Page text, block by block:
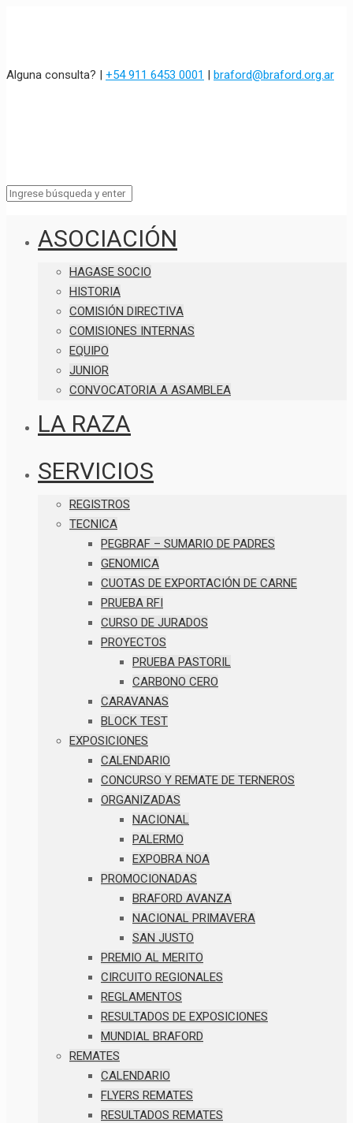
Alguna consulta? | +54 911 6453 0001 | braford@braford.org.ar
ASOCIACIÓN
HAGASE SOCIO
HISTORIA
COMISIÓN DIRECTIVA
COMISIONES INTERNAS
EQUIPO
JUNIOR
CONVOCATORIA A ASAMBLEA
LA RAZA
SERVICIOS
REGISTROS
TECNICA
PEGBRAF – SUMARIO DE PADRES
GENOMICA
CUOTAS DE EXPORTACIÓN DE CARNE
PRUEBA RFI
CURSO DE JURADOS
PROYECTOS
PRUEBA PASTORIL
CARBONO CERO
CARAVANAS
BLOCK TEST
EXPOSICIONES
CALENDARIO
CONCURSO Y REMATE DE TERNEROS
ORGANIZADAS
NACIONAL
PALERMO
EXPOBRA NOA
PROMOCIONADAS
BRAFORD AVANZA
NACIONAL PRIMAVERA
SAN JUSTO
PREMIO AL MERITO
CIRCUITO REGIONALES
REGLAMENTOS
RESULTADOS DE EXPOSICIONES
MUNDIAL BRAFORD
REMATES
CALENDARIO
FLYERS REMATES
RESULTADOS REMATES